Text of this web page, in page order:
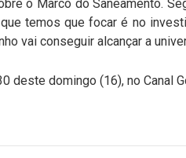
o Marco do Saneamento.
temos que focar é no
vai conseguir alcançar a
deste domingo (16), no Canal